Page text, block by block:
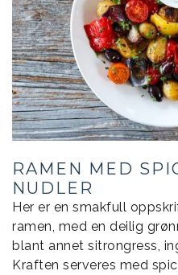
RAMEN MED
NUDLER
Her er en smakfull
ramen, med en deilig
blant annet sitrongress,
Kraften serveres med